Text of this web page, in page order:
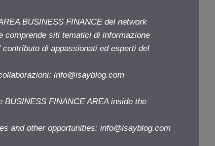
BUSINESS FINANCE del network
comprende siti tematici di informazione
di appassionati ed esperti del
info@isayblog.com
FINANCE AREA inside the
and other opportunities: info@isayblog.com